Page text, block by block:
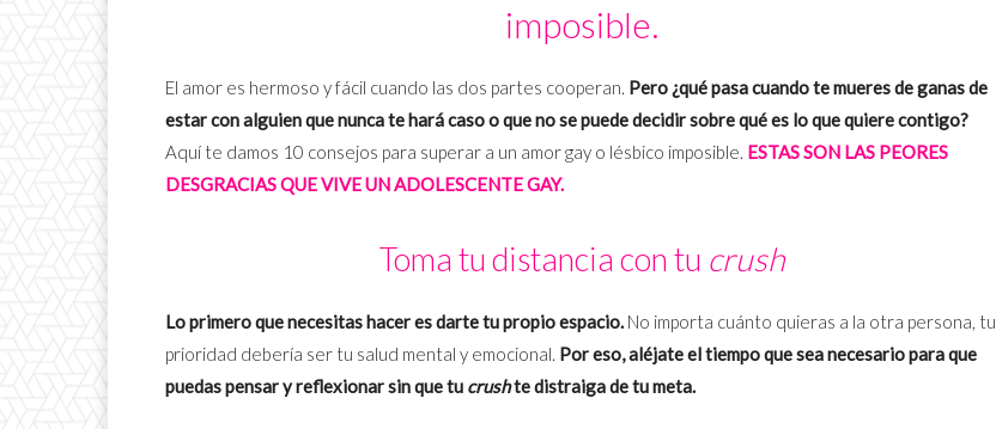
imposible.
El amor es hermoso y fácil cuando las dos partes cooperan. Pero ¿qué pasa cuando te mueres de ganas de
estar con alguien que nunca te hará caso o que no se puede decidir sobre qué es lo que quiere contigo?
Aquí te damos 10 consejos para superar a un amor gay o lésbico imposible. ESTAS SON LAS PEORES
DESGRACIAS QUE VIVE UN ADOLESCENTE GAY.
Toma tu distancia con tu crush
Lo primero que necesitas hacer es darte tu propio espacio. No importa cuánto quieras a la otra persona, tu
prioridad debería ser tu salud mental y emocional. Por eso, aléjate el tiempo que sea necesario para que
puedas pensar y reflexionar sin que tu crushte distraiga de tu meta.